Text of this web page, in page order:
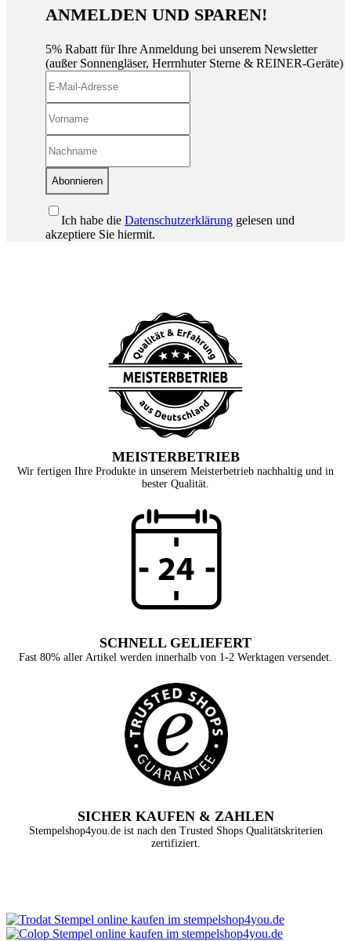
ANMELDEN UND SPAREN!
5% Rabatt für Ihre Anmeldung bei unserem Newsletter
(außer Sonnengläser, Herrnhuter Sterne & REINER-Geräte)
Abonnieren
Ich habe die Datenschutzerklärung gelesen und
akzeptiere Sie hiermit.
MEISTERBETRIEB
Wir fertigen Ihre Produkte in unserem Meisterbetrieb nachhaltig und in
bester Qualität.
SCHNELL GELIEFERT
Fast 80% aller Artikel werden innerhalb von 1-2 Werktagen versendet.
SICHER KAUFEN & ZAHLEN
Stempelshop4you.de ist nach den Trusted Shops Qualitätskriterien
zertifiziert.